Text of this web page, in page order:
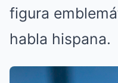
figura
habla hispana.